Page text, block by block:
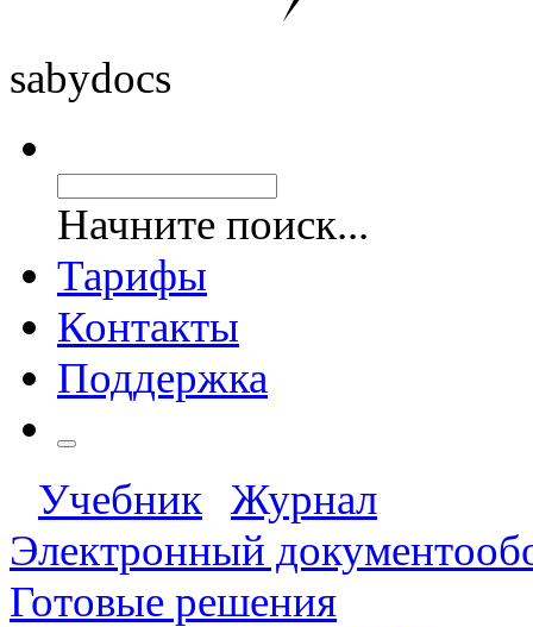
sabydocs
Начните поиск...
Тарифы
Контакты
Поддержка
Учебник
Журнал
Электронный
Готовые решения